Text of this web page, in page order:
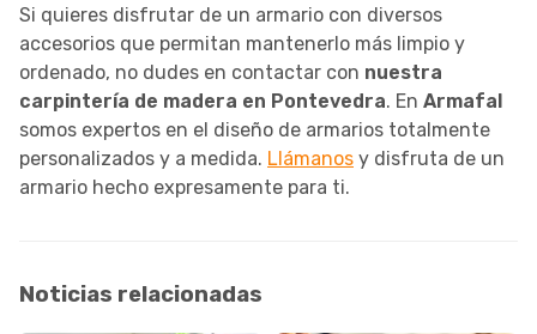
Si quieres disfrutar de un armario con diversos
accesorios que permitan mantenerlo más limpio y
ordenado, no dudes en contactar con nuestra
carpintería de madera en Pontevedra. En Armafal
somos expertos en el diseño de armarios totalmente
personalizados y a medida. Llámanos y disfruta de un
armario hecho expresamente para ti.
Noticias relacionadas